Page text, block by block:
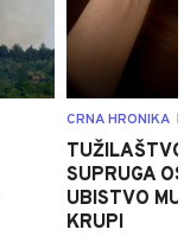
CRNA HRONIKA
SUPRUGA
UBISTVO
KRUPI